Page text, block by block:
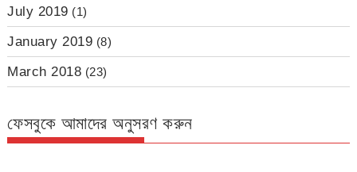
July 2019 (1)
January 2019 (8)
March 2018 (23)
ফেসবুকে আমাদের অনুসরণ করুন